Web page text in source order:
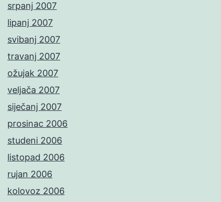
srpanj 2007
lipanj 2007
svibanj 2007
travanj 2007
ožujak 2007
veljača 2007
siječanj 2007
prosinac 2006
studeni 2006
listopad 2006
rujan 2006
kolovoz 2006